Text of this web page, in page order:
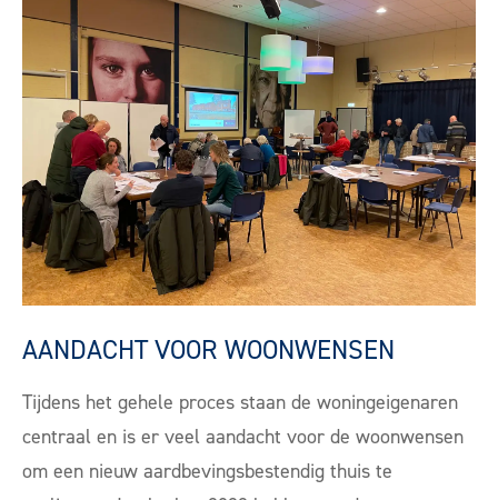
AANDACHT VOOR WOONWENSEN
Tijdens het gehele proces staan de woningeigenaren
centraal en is er veel aandacht voor de woonwensen
om een nieuw aardbevingsbestendig thuis te